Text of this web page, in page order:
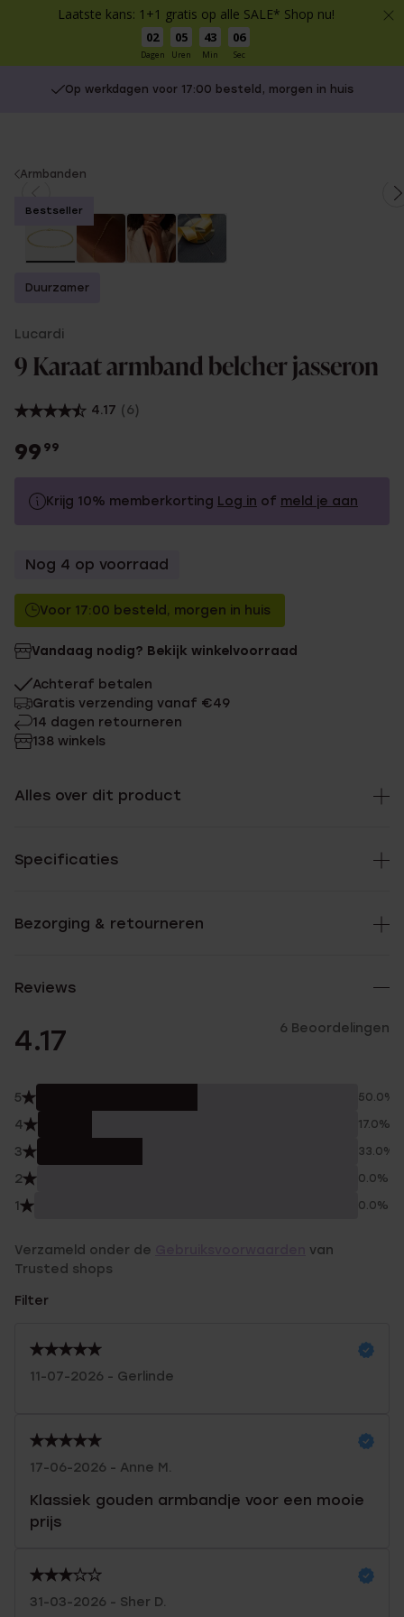
Laatste kans: 1+1 gratis op alle SALE* Shop nu!
02
Dagen
05
Uren
43
Min
06
Sec
Op werkdagen voor 17:00 besteld, morgen in huis
You
here:
Armbanden
Bestseller
Duurzamer
Lucardi
9 Karaat armband belcher jasseron
4.17 (6)
99 99
Krijg 10% memberkorting Log in of meld je aan
Met memberkorting
Nog 4 op voorraad
Voor 17:00 besteld, morgen in huis
Vandaag nodig? Bekijk winkelvoorraad
Achteraf betalen
Gratis verzending vanaf €49
14 dagen retourneren
138 winkels
Alles over dit product
Specificaties
Bezorging & retourneren
Reviews
4.17 6 Beoordelingen
5 50.0%
4 17.0%
3 33.0%
2 0.0%
1 0.0%
Verzameld onder de
van
Trusted shops
Filter
11-07-2026 - Gerlinde
17-06-2026 - Anne M.
Klassiek gouden armbandje voor een mooie
prijs
31-03-2026 - Sher D.